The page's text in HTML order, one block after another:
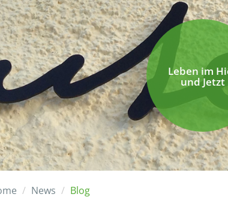
Leben im
und Jetzt
News Blog